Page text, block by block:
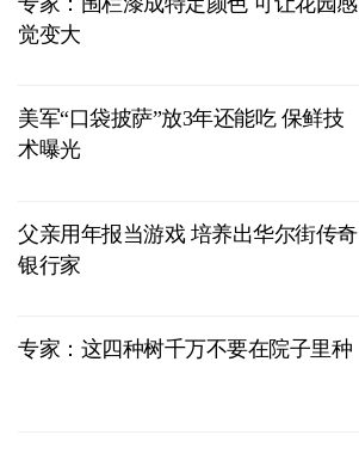
觉变大
美军“口袋披萨”放3年还能吃 保鲜技
术曝光
父亲用年报当游戏 培养出华尔街传奇
银行家
专家：这四种树千万不要在院子里种